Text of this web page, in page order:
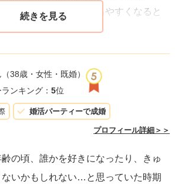
互いの良いところが出やすくなると
まいがちですが、意識的にプラスの
うにすると、今まで見えていなかっ
楽しくなるかもしれませんね。
ばってください。
（38歳・女性・既婚）
ンキング： 5位
婚活パーティーで成婚
プロフィール詳細＞＞
の頃、誰かを好きになったり、きゅ
ないかもしれない…と思っていた時期